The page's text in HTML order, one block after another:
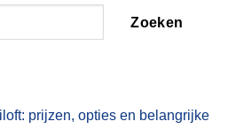
Zoeken
prijzen, opties en belangrijke